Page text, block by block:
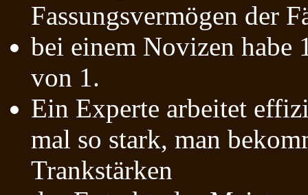
Fassungsvermögen der
bei einem Novizen habe
von 1.
Ein Experte arbeitet
mal so stark, man
Trankstärken